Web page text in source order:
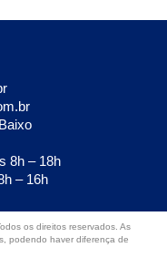
8h – 18h
– 16h
os direitos reservados. As
podendo haver diferença de